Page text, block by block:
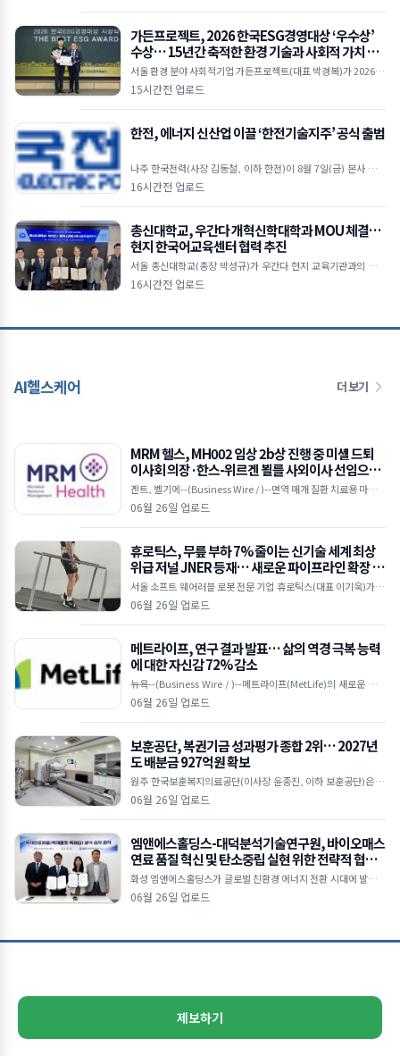
가든프로젝트, 2026 한국ESG경영대상 ‘우수상’
수상… 15년간 축적한 환경 기술과 사회적 가치 인
정받아
서울 환경 분야 사회적기업 가든프로젝트(대표 박경복)가 2026 한
국ESG경영대상 ‘우수상’을 수상했다. 이번 수상은 지난 15년간
15시간전 업로드
한전, 에너지 신산업 이끌 ‘한전기술지주’ 공식 출범
나주 한국전력(사장 김동철, 이하 한전)이 8월 7일(금) 본사 비전
홀에서 에너지 신산업 생태계를 주도할 ‘한전기술지주’를 공식 출
16시간전 업로드
총신대학교, 우간다 개혁신학대학과 MOU 체결…
현지 한국어교육센터 협력 추진
서울 총신대학교(총장 박성규)가 우간다 현지 교육기관과의 협력
을 통해 아프리카 지역 국제교육 및 학술 교류 확대에 나선다.총신
16시간전 업로드
AI헬스케어 더 보기
MRM 헬스, MH002 임상 2b상 진행 중 미셸 드퇴
이사회 의장·한스-위르겐 뵐를 사외이사 선임으로
이사회 강화
겐트, 벨기에--(Business Wire / )--면역 매개 질환 치료용 마이크
로바이옴 기반 치료제를 개발 중인 임상 단계 바이오텍인 MRM 헬
06월 26일 업로드
휴로틱스, 무릎 부하 7% 줄이는 신기술 세계 최상
위급 저널 JNER 등재… 새로운 파이프라인 확장 시
동
서울 소프트 웨어러블 로봇 전문 기업 휴로틱스(대표 이기욱)가 개
발한 무동력 기반의 ‘수동형 소프트 엑소슈트(Passive Soft Exos
06월 26일 업로드
메트라이프, 연구 결과 발표… 삶의 역경 극복 능력
에 대한 자신감 72% 감소
뉴욕--(Business Wire / )--메트라이프(MetLife)의 새로운 다국
적 연구에 따르면, 눈에 띄는 ‘자신감 격차(confidence gap)’가
06월 26일 업로드
보훈공단, 복권기금 성과평가 종합 2위… 2027년
도 배분금 927억원 확보
원주 한국보훈복지의료공단(이사장 윤종진, 이하 보훈공단)은 기
획예산처 복권위원회가 주관한 ‘2025년 복권기금사업 성과평
06월 26일 업로드
엠앤에스홀딩스-대덕분석기술연구원, 바이오매스
연료 품질 혁신 및 탄소중립 실현 위한 전략적 협력
본격화
화성 엠앤에스홀딩스가 글로벌 친환경 에너지 전환 시대에 발맞춰
목재펠릿 및 목재칩 연료의 품질 경쟁력을 강화하고 지속가능한 바
06월 26일 업로드
제보하기